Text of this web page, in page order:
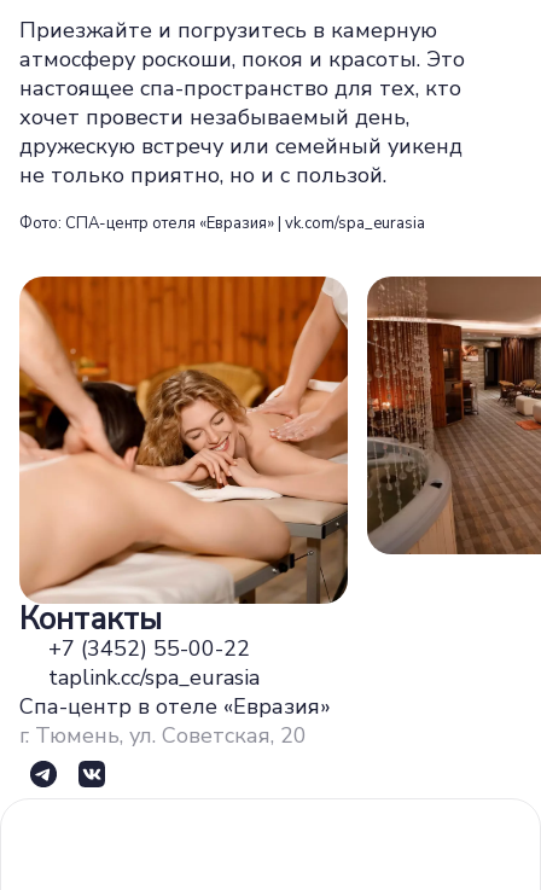
Приезжайте и погрузитесь в камерную
атмосферу роскоши, покоя и красоты. Это
настоящее спа-пространство для тех, кто
хочет провести незабываемый день,
дружескую встречу или семейный уикенд
не только приятно, но и с пользой.
Фото: СПА-центр отеля «Евразия» | vk.com/spa_eurasia
Контакты
+7 (3452) 55-00-22
taplink.cc/spa_eurasia
Спа-центр в отеле «Евразия»
г. Тюмень, ул. Советская, 20